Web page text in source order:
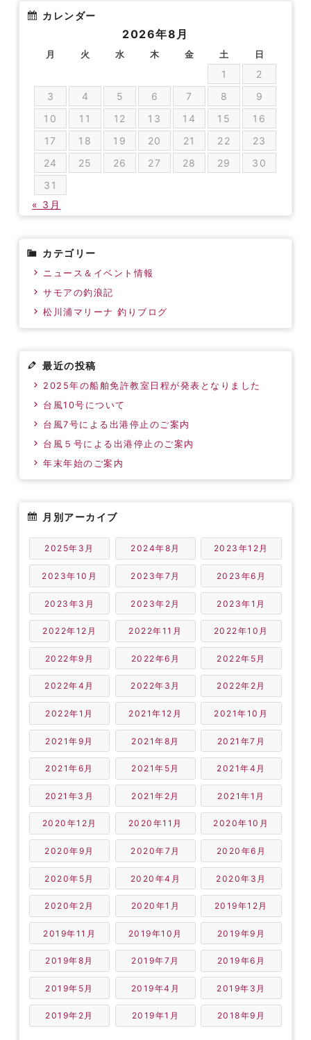
カレンダー
2026年8月
月 火 水 木 金 土 日
1
2
3
4 5 6 7 8
9
10
11 12 13 14 15
16
17
18 19 20 21 22
23
24
25 26 27 28 29
30
31
« 3月
カテゴリー
ニュース＆イベント情報
サモアの釣浪記
松川浦マリーナ 釣りブログ
最近の投稿
2025年の船舶免許教室日程が発表となりました
台風10号について
台風7号による出港停止のご案内
台風５号による出港停止のご案内
年末年始のご案内
月別アーカイブ
2025年3月 2024年8月 2023年12月
2023年10月 2023年7月 2023年6月
2023年3月 2023年2月 2023年1月
2022年12月 2022年11月 2022年10月
2022年9月 2022年6月 2022年5月
2022年4月 2022年3月 2022年2月
2022年1月 2021年12月 2021年10月
2021年9月 2021年8月 2021年7月
2021年6月 2021年5月 2021年4月
2021年3月 2021年2月 2021年1月
2020年12月 2020年11月 2020年10月
2020年9月 2020年7月 2020年6月
2020年5月 2020年4月 2020年3月
2020年2月 2020年1月 2019年12月
2019年11月 2019年10月 2019年9月
2019年8月 2019年7月 2019年6月
2019年5月 2019年4月 2019年3月
2019年2月 2019年1月 2018年9月